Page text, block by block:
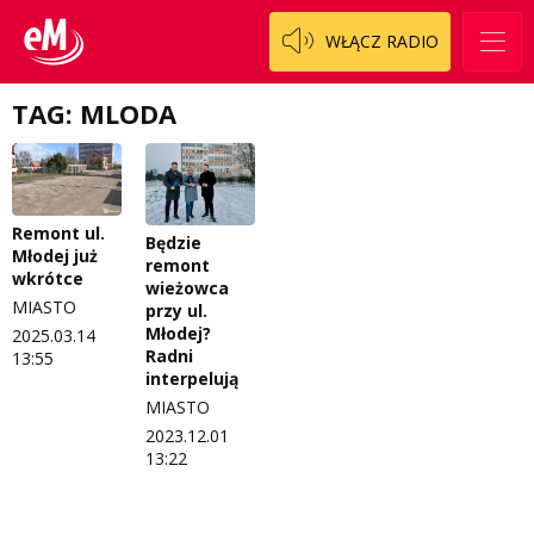
WŁĄCZ RADIO
Staszowski
Włoszczowski
Cały ten sport
Dzieciaki Cudaki
Fascynująca nauka
Historia na fali
Modna kultura
OdNowa
Pacjent, którego nie zapomnę
Piąta strona świata
Prawdę mówiąc
Koncert życzeń
Kontakt
O nas
Regulamin programu Patron
Zespół
Logo do pobrania
Regulamin konkursów
Regulamin przesyłania materiałów
Regulamin sklepu internetowego
TAG: MLODA
Remont ul.
Młodej już
wkrótce
MIASTO
2025.03.14
13:55
Będzie
remont
wieżowca
przy ul.
Młodej?
Radni
interpelują
MIASTO
2023.12.01
13:22